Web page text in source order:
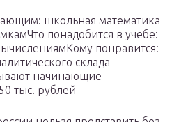
школьная математика
понадобится в учебе:
понравится:
склада
начинающие
тыс. рублей